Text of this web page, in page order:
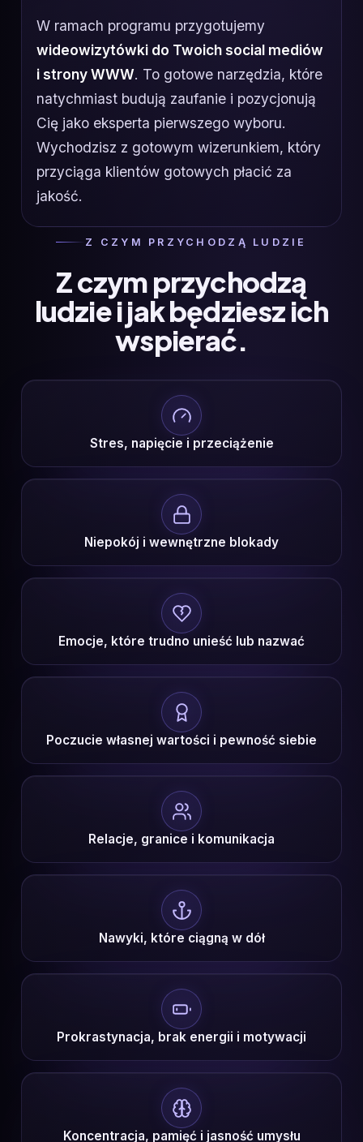
W ramach programu przygotujemy
wideowizytówki do Twoich social mediów
i strony WWW. To gotowe narzędzia, które
natychmiast budują zaufanie i pozycjonują
Cię jako eksperta pierwszego wyboru.
Wychodzisz z gotowym wizerunkiem, który
przyciąga klientów gotowych płacić za
jakość.
Z CZYM PRZYCHODZĄ LUDZIE
Z czym przychodzą
ludzie i jak będziesz ich
wspierać.
Stres, napięcie i przeciążenie
Niepokój i wewnętrzne blokady
Emocje, które trudno unieść lub nazwać
Poczucie własnej wartości i pewność siebie
Relacje, granice i komunikacja
Nawyki, które ciągną w dół
Prokrastynacja, brak energii i motywacji
Koncentracja, pamięć i jasność umysłu